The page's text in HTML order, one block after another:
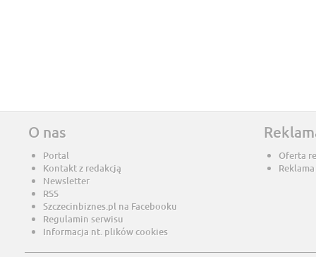
O nas
Portal
Kontakt z redakcją
Newsletter
RSS
Szczecinbiznes.pl na Facebooku
Regulamin serwisu
Informacja nt. plików cookies
Oferta